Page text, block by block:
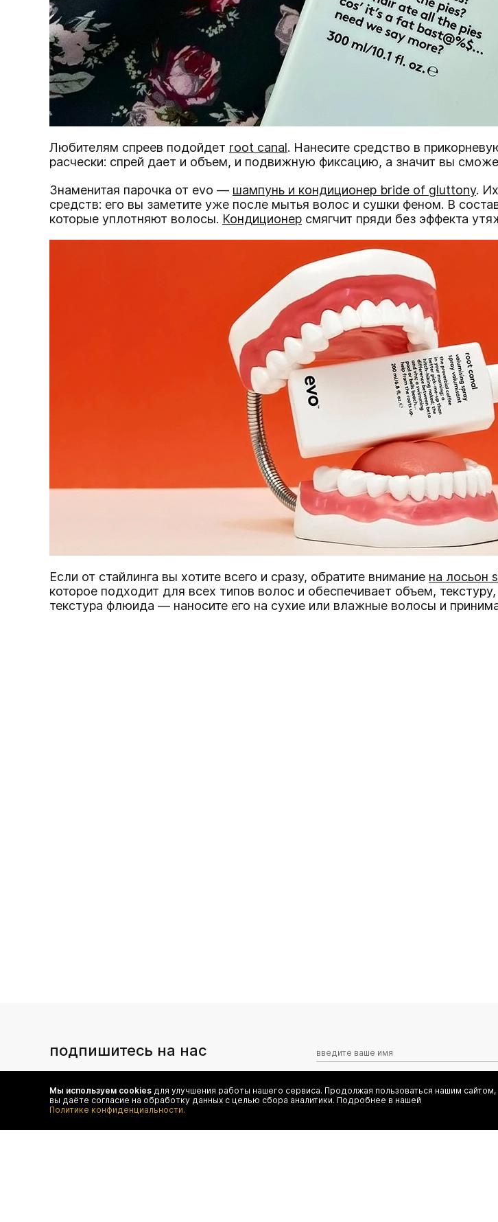
Любителям спреев подойдет root canal. Нанесите средство в
расчески: спрей дает и объем, и подвижную фиксацию, а значит вы
Знаменитая парочка от evo — шампунь и кондиционер bride of gluttony.
средств: его вы заметите уже после мытья волос и сушки феном. В
которые уплотняют волосы. Кондиционер смягчит пряди без эффекта
Если от стайлинга вы хотите всего и сразу, обратите внимание на лосьон
которое подходит для всех типов волос и обеспечивает объем,
текстура флюида — наносите его на сухие или влажные волосы и
подпишитесь на нас
и специальным предложениям authentica.love
Я даю согласие на сбор, обработку и
Мы используем cookies для улучшения работы нашего сервиса. Продолжая пользоваться нашим сайтом,
вы даёте согласие на обработку данных с целью сбора аналитики. Подробнее в нашей
Политике конфиденциальности.